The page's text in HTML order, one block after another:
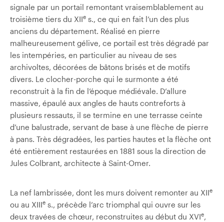
signale par un portail remontant vraisemblablement au
troisième tiers du XIIe s., ce qui en fait l’un des plus
anciens du département. Réalisé en pierre
malheureusement gélive, ce portail est très dégradé par
les intempéries, en particulier au niveau de ses
archivoltes, décorées de bâtons brisés et de motifs
divers. Le clocher-porche qui le surmonte a été
reconstruit à la fin de l’époque médiévale. D’allure
massive, épaulé aux angles de hauts contreforts à
plusieurs ressauts, il se termine en une terrasse ceinte
d’une balustrade, servant de base à une flèche de pierre
à pans. Très dégradées, les parties hautes et la flèche ont
été entièrement restaurées en 1881 sous la direction de
Jules Colbrant, architecte à Saint-Omer.
La nef lambrissée, dont les murs doivent remonter au XIIe
ou au XIIIe s., précède l’arc triomphal qui ouvre sur les
deux travées de chœur, reconstruites au début du XVIe,